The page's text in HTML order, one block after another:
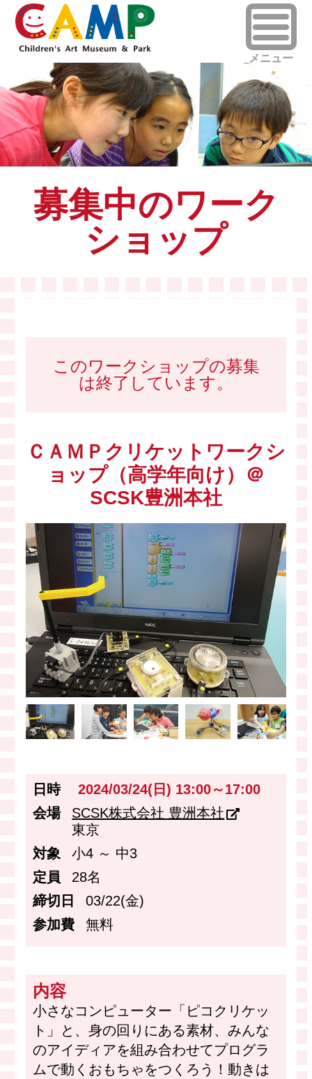
募集中のワーク
ショップ
このワークショップの募集
は終了しています。
ＣＡＭＰクリケットワークシ
ョップ（高学年向け）＠
SCSK豊洲本社
日時
2024/03/24(日) 13:00～17:00
会場
SCSK株式会社 豊洲本社
東京
対象
小4 ～ 中3
定員
28名
締切日
03/22(金)
参加費
無料
内容
小さなコンピューター「ピコクリケッ
ト」と、身の回りにある素材、みんな
のアイディアを組み合わせてプログラ
ムで動くおもちゃをつくろう！動きは